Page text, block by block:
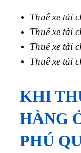
Thuê xe tải
Thuê xe tải
Thuê xe tải
Thuê xe tải
KHI
HÀNG
PHÚ